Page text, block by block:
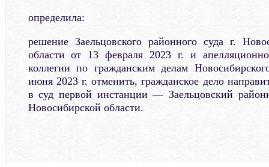
определила:
решение Заельцовского районного суда г.
области от 13 февраля 2023 г. и
коллегии по гражданским делам
июня 2023 г. отменить, гражданское дело
в суд первой инстанции — Заельцовский
Новосибирской области.